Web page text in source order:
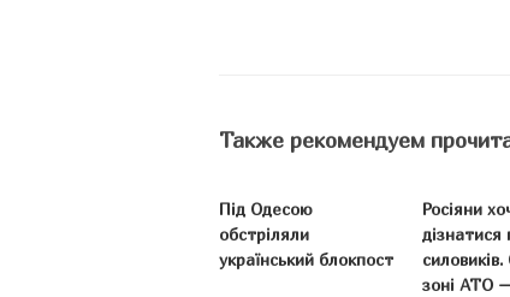
Также рекомендуем
Під Одесою
обстріляли
український блокпост
Росіяни
дізнатися
зоні АТО